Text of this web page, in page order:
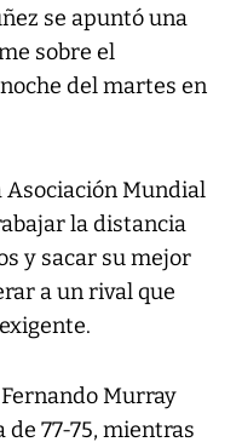
se apuntó una
sobre el
del martes en
Asociación Mundial
la distancia
y sacar su mejor
a un rival que
Murray
77-75, mientras